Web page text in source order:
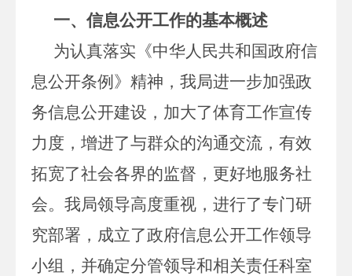
一、信息公开工作的基本概述
为认真落实《中华人民共和国政府信
息公开条例》精神，我局进一步加强政
务信息公开建设，加大了体育工作宣传
力度，增进了与群众的沟通交流，有效
拓宽了社会各界的监督，更好地服务社
会。我局领导高度重视，进行了专门研
究部署，成立了政府信息公开工作领导
小组，并确定分管领导和相关责任科室